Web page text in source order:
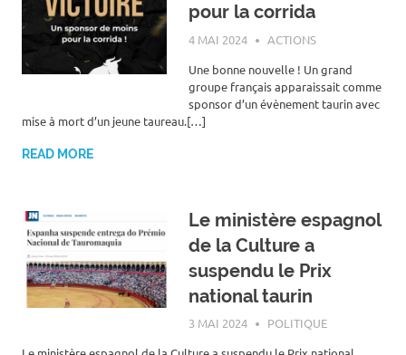
pour la corrida
4 MAI 2024 ROGER LAHANA
ACTIONS
Une bonne nouvelle ! Un grand
groupe français apparaissait comme
sponsor d’un évènement taurin avec
mise à mort d’un jeune taureau.[…]
READ MORE
Le ministère espagnol
de la Culture a
suspendu le Prix
national taurin
3 MAI 2024 ROGER LAHANA
POLITIQUE